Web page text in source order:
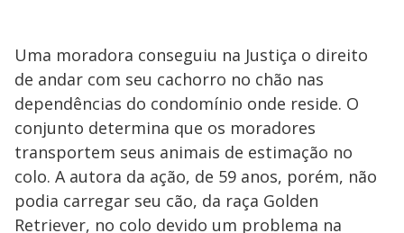
Uma moradora conseguiu na Justiça o direito
de andar com seu cachorro no chão nas
dependências do condomínio onde reside. O
conjunto determina que os moradores
transportem seus animais de estimação no
colo. A autora da ação, de 59 anos, porém, não
podia carregar seu cão, da raça Golden
Retriever, no colo devido um problema na